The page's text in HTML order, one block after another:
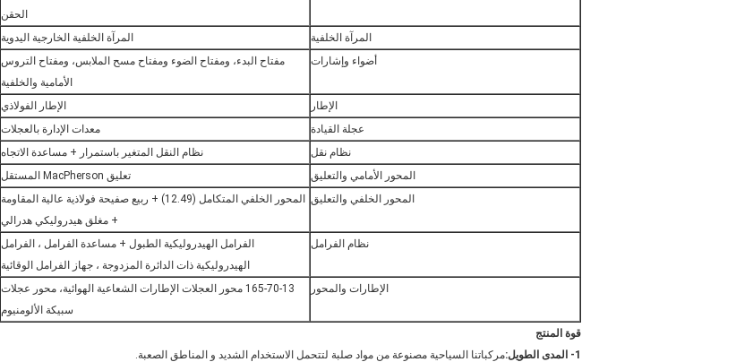
الحقن
المرآة الخلفية
المرآة الخلفية الخارجية اليدوية
أضواء وإشارات
مفتاح البدء، ومفتاح الضوء ومفتاح مسح الملابس، ومفتاح التروس
الأمامية والخلفية
الإطار
الإطار الفولاذي
عجلة القيادة
معدات الإدارة بالعجلات
نظام نقل
نظام النقل المتغير باستمرار + مساعدة الاتجاه
المحور الأمامي والتعليق
تعليق MacPherson المستقل
المحور الخلفي والتعليق
المحور الخلفي المتكامل (12.49) + ربيع صفيحة فولاذية عالية المقاومة
+ مغلق هيدروليكي هدرالي
نظام الفرامل
الفرامل الهيدروليكية الطبول + مساعدة الفرامل ، الفرامل
الهيدروليكية ذات الدائرة المزدوجة ، جهاز الفرامل الوقائية
الإطارات والمحور
165-70-13 محور العجلات الإطارات الشعاعية الهوائية، محور عجلات
سبيكة الألومنيوم
قوة المنتج
1- المدى الطويل:
مركباتنا السياحية مصنوعة من مواد صلبة لتتحمل الاستخدام الشديد و المناطق الصعبة.